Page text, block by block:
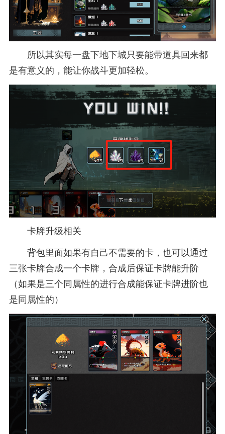
所以其实每一盘下地下城只要能带道具回来都
是有意义的，能让你战斗更加轻松。
卡牌升级相关
背包里面如果有自己不需要的卡，也可以通过
三张卡牌合成一个卡牌，合成后保证卡牌能升阶
（如果是三个同属性的进行合成能保证卡牌进阶也
是同属性的）